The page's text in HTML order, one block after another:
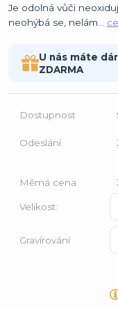
Je odolná vůči
neohýbá se, nelám...
U nás máte
ZDARMA
Dostupnost
Odeslání
Měrná cena
Velikost:
Gravírování